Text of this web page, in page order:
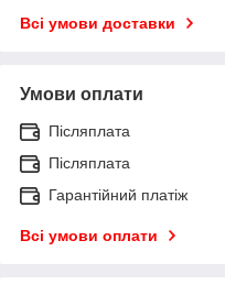
Всі умови доставки
Умови оплати
Післяплата
Післяплата
Гарантійний платіж
Всі умови оплати